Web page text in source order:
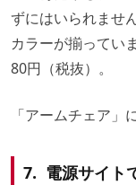
ずにはいられませ
カラーが揃ってい
80円（税抜）。
「アームチェア」
7. 電源サイト